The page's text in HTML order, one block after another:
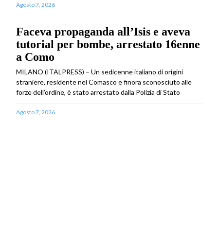
Agosto 7, 2026
Faceva propaganda all’Isis e aveva
tutorial per bombe, arrestato 16enne
a Como
MILANO (ITALPRESS) – Un sedicenne italiano di origini
straniere, residente nel Comasco e finora sconosciuto alle
forze dell’ordine, è stato arrestato dalla Polizia di Stato
Agosto 7, 2026